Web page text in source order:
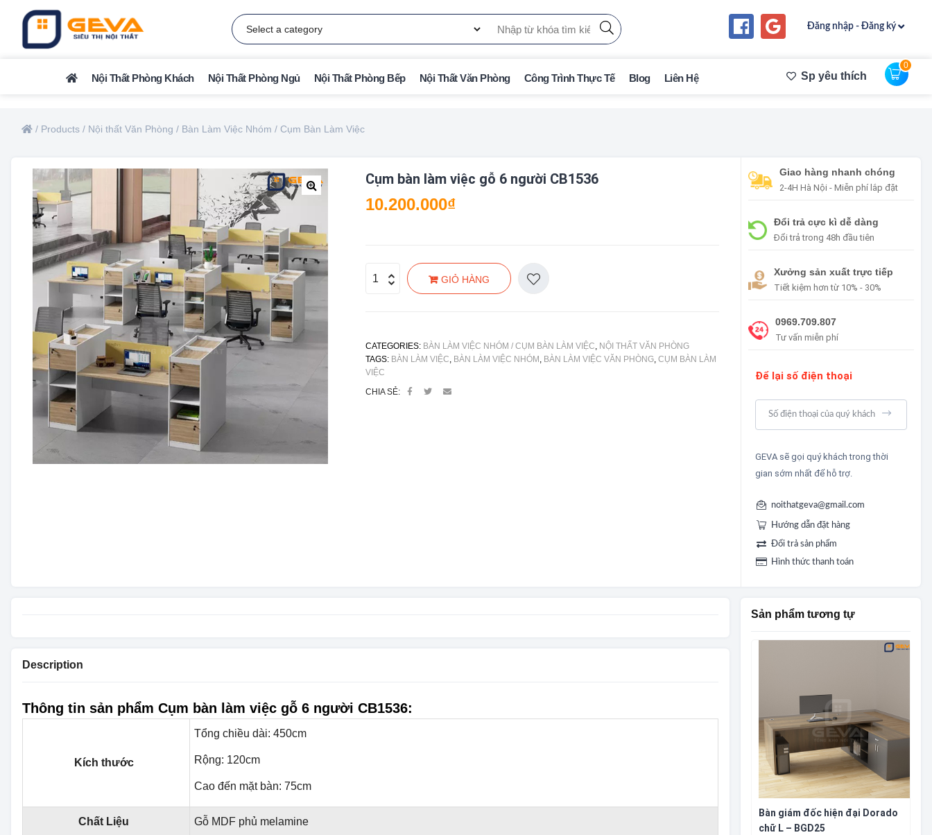
Đăng nhập - Đăng ký
Nội Thất Phòng Khách Nội Thất Phòng Ngủ Nội Thất Phòng Bếp Nội Thất Văn Phòng Công Trình Thực Tế Blog Liên Hệ Sp yêu thích
0
/ Products / Nội thất Văn Phòng / Bàn Làm Việc Nhóm / Cụm Bàn Làm Việc
Cụm bàn làm việc gỗ 6 người CB1536
10.200.000₫
GIỎ HÀNG
CATEGORIES: BÀN LÀM VIỆC NHÓM / CỤM BÀN LÀM VIỆC, NỘI THẤT VĂN PHÒNG
TAGS: BÀN LÀM VIỆC, BÀN LÀM VIỆC NHÓM , BÀN LÀM VIỆC VĂN PHÒNG, CỤM BÀN LÀM
VIỆC
CHIA SẺ:
Giao hàng nhanh chóng
2-4H Hà Nội - Miễn phí lắp đặt
Đổi trả cực kì dễ dàng
Đổi trả trong 48h đầu tiên
Xưởng sản xuất trực tiếp
Tiết kiệm hơn từ 10% - 30%
0969.709.807
Tư vấn miễn phí
Để lại số điện thoại
GEVA sẽ gọi quý khách trong thời
gian sớm nhất để hỗ trợ.
noithatgeva@gmail.com
Hướng dẫn đặt hàng
Đổi trả sản phẩm
Hình thức thanh toán
Description
Thông tin sản phẩm Cụm bàn làm việc gỗ 6 người CB1536:
Kích thước
Tổng chiều dài: 450cm
Rộng: 120cm
Cao đến mặt bàn: 75cm
Chất Liệu Gỗ MDF phủ melamine
Sản phẩm tương tự
Bàn giám đốc hiện đại Dorado
chữ L – BGD25